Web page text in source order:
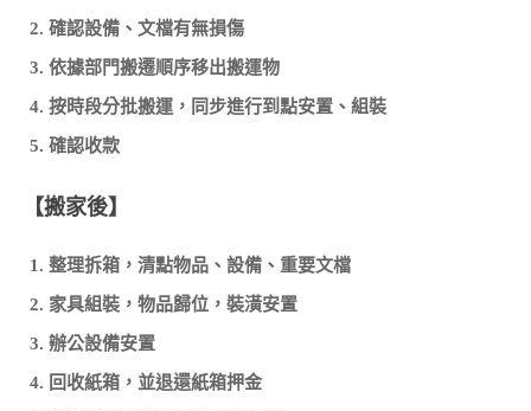
確認設備、文檔有無損傷
依據部門搬遷順序移出搬運物
按時段分批搬運，同步進行到點安置、組裝
確認收款
【搬家後】
整理拆箱，清點物品、設備、重要文檔
家具組裝，物品歸位，裝潢安置
辦公設備安置
回收紙箱，並退還紙箱押金